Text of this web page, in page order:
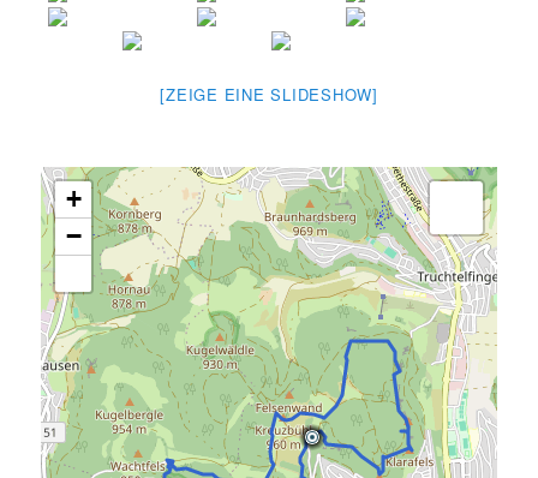
[ZEIGE EINE SLIDESHOW]
+
−